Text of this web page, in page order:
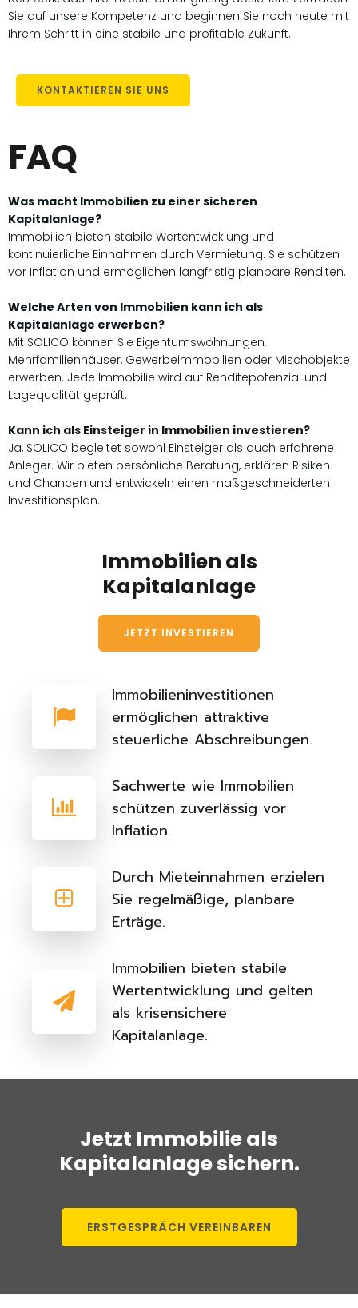
Sie auf unsere Kompetenz und beginnen Sie noch heute mit
Ihrem Schritt in eine stabile und profitable Zukunft.
KONTAKTIEREN SIE UNS
FAQ
Was macht Immobilien zu einer sicheren
Kapitalanlage?
Immobilien bieten stabile Wertentwicklung und
kontinuierliche Einnahmen durch Vermietung. Sie schützen
vor Inflation und ermöglichen langfristig planbare Renditen.
Welche Arten von Immobilien kann ich als
Kapitalanlage erwerben?
Mit SOLICO können Sie Eigentumswohnungen,
Mehrfamilienhäuser, Gewerbeimmobilien oder Mischobjekte
erwerben. Jede Immobilie wird auf Renditepotenzial und
Lagequalität geprüft.
Kann ich als Einsteiger in Immobilien investieren?
Ja, SOLICO begleitet sowohl Einsteiger als auch erfahrene
Anleger. Wir bieten persönliche Beratung, erklären Risiken
und Chancen und entwickeln einen maßgeschneiderten
Investitionsplan.
Immobilien als
Kapitalanlage
JETZT INVESTIEREN
Immobilieninvestitionen
ermöglichen attraktive
steuerliche Abschreibungen.
Sachwerte wie Immobilien
schützen zuverlässig vor
Inflation.
Durch Mieteinnahmen erzielen
Sie regelmäßige, planbare
Erträge.
Immobilien bieten stabile
Wertentwicklung und gelten
als krisensichere
Kapitalanlage.
Jetzt Immobilie als
Kapitalanlage sichern.
ERSTGESPRÄCH VEREINBAREN